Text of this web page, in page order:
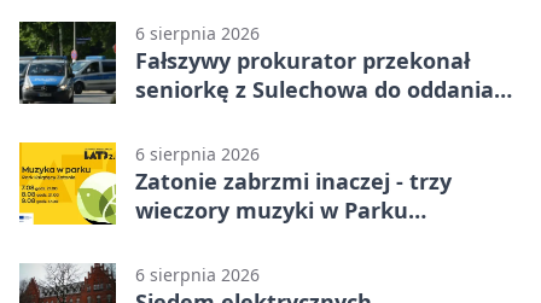
6 sierpnia 2026
Fałszywy prokurator przekonał
seniorkę z Sulechowa do oddania
6 sierpnia 2026
Zatonie zabrzmi inaczej - trzy
wieczory muzyki w Parku
6 sierpnia 2026